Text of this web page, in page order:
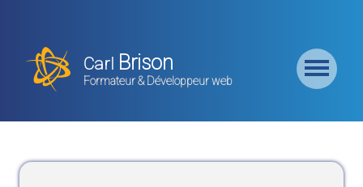
Carl Brison
Formateur & Développeur web
Formation
Backend